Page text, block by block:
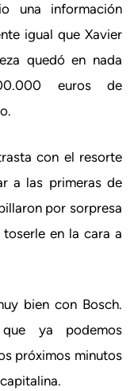
una información
igual que Xavier
quedó en nada
euros de
con el resorte
a las primeras de
por sorpresa
toserle en la cara a
bien con Bosch.
ya podemos
próximos minutos